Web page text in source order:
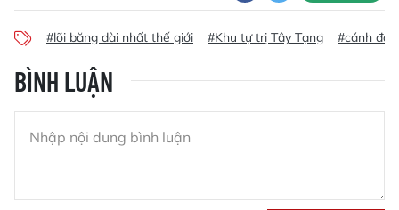
#lõi băng dài nhất thế giới #Khu tự trị Tây Tạng #cánh
BÌNH LUẬN